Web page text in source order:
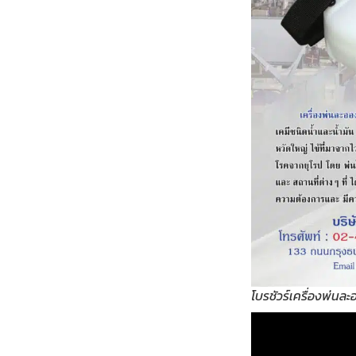
โบรชัวร์เครื่องพ่นล